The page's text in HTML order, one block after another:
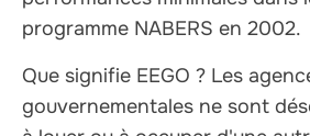
programme NABERS en 2002.
Que signifie EEGO ? Les
gouvernementales ne sont